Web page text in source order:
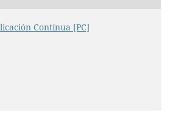
Contínua [PC]